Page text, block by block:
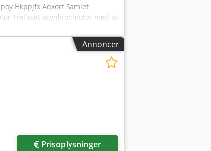
Hkppjfx Aqxorf Samlet
Trefaset asynkronmotor med to
1440 / 720 omdr./min
Annoncer
Prisoplysninger